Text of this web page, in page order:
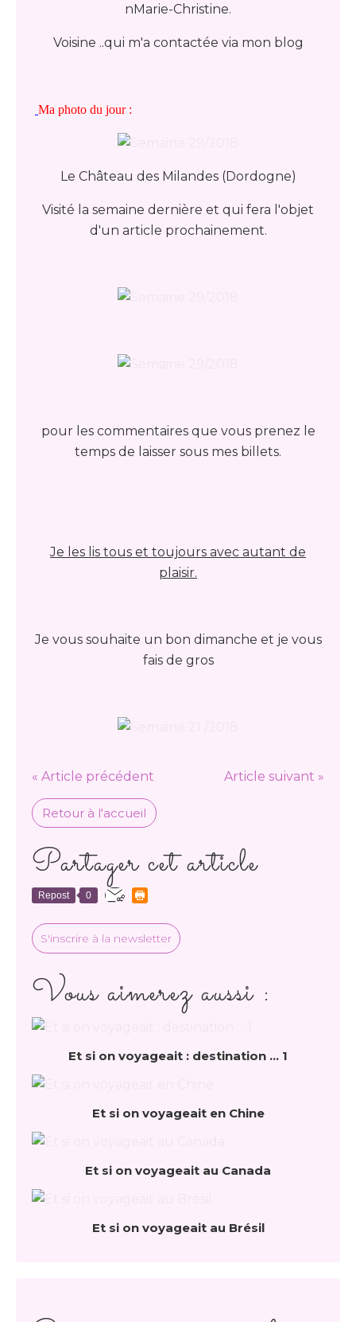
nMarie-Christine.
Voisine ..qui m'a contactée via mon blog
Ma photo du jour :
Le Château des Milandes (Dordogne)
Visité la semaine dernière et qui fera l'objet
d'un article prochainement.
pour les commentaires que vous prenez le
temps de laisser sous mes billets.
Je les lis tous et toujours avec autant de
plaisir.
Je vous souhaite un bon dimanche et je vous
fais de gros
« Article précédent Article suivant »
Retour à l'accueil
Partager cet article
Repost 0
S'inscrire à la newsletter
Vous aimerez aussi :
Et si on voyageait : destination ... 1
Et si on voyageait en Chine
Et si on voyageait au Canada
Et si on voyageait au Brésil